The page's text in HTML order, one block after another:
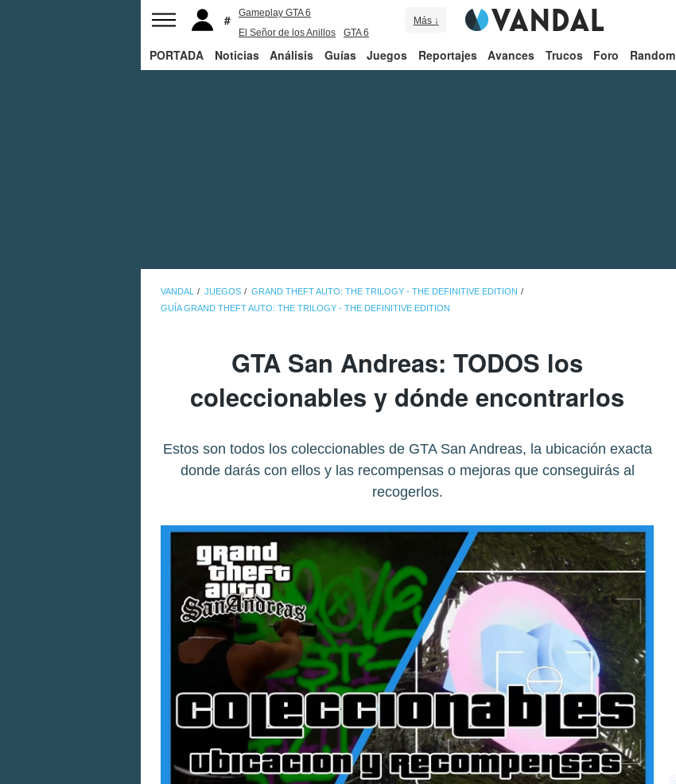
Gameplay GTA 6
El Señor de los Anillos
GTA 6
PS5
Más ↓
PORTADA Noticias Análisis Guías Juegos Reportajes Avances Trucos Foro Random
VANDAL JUEGOS
GRAND THEFT AUTO: THE TRILOGY - THE DEFINITIVE EDITION
GUÍA GRAND THEFT AUTO: THE TRILOGY - THE DEFINITIVE EDITION
GTA San Andreas: TODOS los
coleccionables y dónde encontrarlos
Estos son todos los coleccionables de GTA San Andreas, la ubicación exacta
donde darás con ellos y las recompensas o mejoras que conseguirás al
recogerlos.